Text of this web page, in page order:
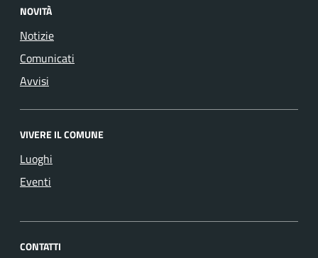
NOVITÀ
Notizie
Comunicati
Avvisi
VIVERE IL COMUNE
Luoghi
Eventi
CONTATTI